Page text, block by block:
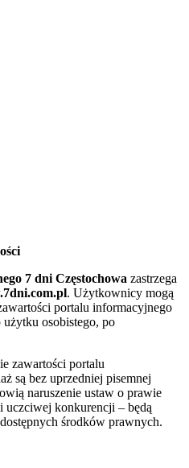
7 dni Częstochowa zastrzega
. Użytkownicy mogą
portalu informacyjnego
użytku osobistego, po
zawartości portalu
są bez uprzedniej pisemnej
naruszenie ustaw o prawie
uczciwej konkurencji – będą
środków prawnych.